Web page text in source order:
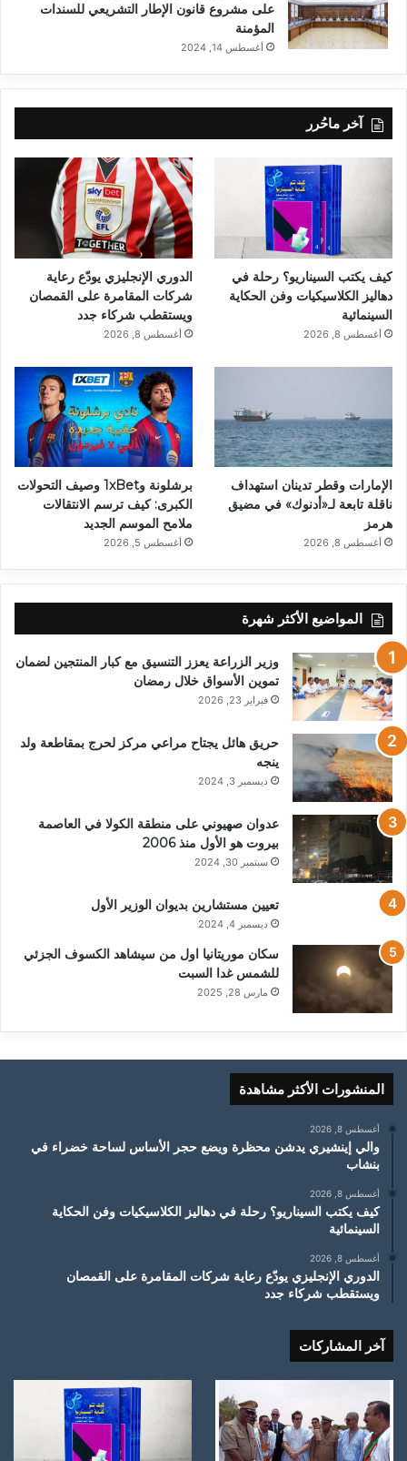
على مشروع قانون الإطار التشريعي للسندات
المؤمنة
أغسطس 14, 2024
آخر ماحُرر
كيف يكتب السيناريو؟ رحلة في
دهاليز الكلاسيكيات وفن الحكاية
السينمائية
أغسطس 8, 2026
الدوري الإنجليزي يودّع رعاية
شركات المقامرة على القمصان
ويستقطب شركاء جدد
أغسطس 8, 2026
الإمارات وقطر تدينان استهداف
ناقلة تابعة لـ«أدنوك» في مضيق
هرمز
أغسطس 8, 2026
برشلونة و1xBet وصيف التحولات
الكبرى: كيف ترسم الانتقالات
ملامح الموسم الجديد
أغسطس 5, 2026
المواضيع الأكثر شهرة
وزير الزراعة يعزز التنسيق مع كبار المنتجين لضمان
تموين الأسواق خلال رمضان
فبراير 23, 2026
حريق هائل يجتاح مراعي مركز لحرج بمقاطعة ولد
ينجه
ديسمبر 3, 2024
عدوان صهيوني على منطقة الكولا في العاصمة
بيروت هو الأول منذ 2006
سبتمبر 30, 2024
تعيين مستشارين بديوان الوزير الأول
ديسمبر 4, 2024
سكان موريتانيا اول من سيشاهد الكسوف الجزئي
للشمس غدا السبت
مارس 28, 2025
المنشورات الأكثر مشاهدة
أغسطس 8, 2026
والي إينشيري يدشن محظرة ويضع حجر الأساس لساحة خضراء في
بنشاب
أغسطس 8, 2026
كيف يكتب السيناريو؟ رحلة في دهاليز الكلاسيكيات وفن الحكاية
السينمائية
أغسطس 8, 2026
الدوري الإنجليزي يودّع رعاية شركات المقامرة على القمصان
ويستقطب شركاء جدد
آخر المشاركات